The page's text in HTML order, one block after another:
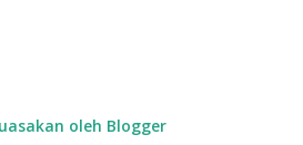
oleh Blogger